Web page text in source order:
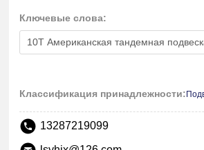
Ключевые слова:
10T Американская тандемная
Классификация принадлежности:
13287219099